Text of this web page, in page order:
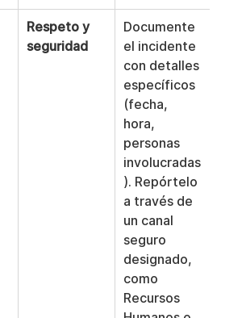
Respeto y
seguridad
Documente
el incidente
con detalles
específicos
(fecha,
hora,
personas
involucradas
). Repórtelo
a través de
un canal
seguro
designado,
como
Recursos